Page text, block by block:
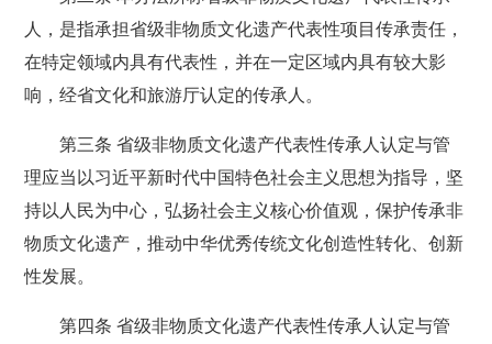
人，是指承担省级非物质文化遗产代表性项目传承责任，
在特定领域内具有代表性，并在一定区域内具有较大影
响，经省文化和旅游厅认定的传承人。
第三条 省级非物质文化遗产代表性传承人认定与管
理应当以习近平新时代中国特色社会主义思想为指导，坚
持以人民为中心，弘扬社会主义核心价值观，保护传承非
物质文化遗产，推动中华优秀传统文化创造性转化、创新
性发展。
第四条 省级非物质文化遗产代表性传承人认定与管